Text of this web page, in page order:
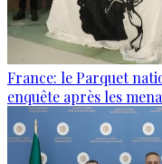
France: le Parquet
enquête après les